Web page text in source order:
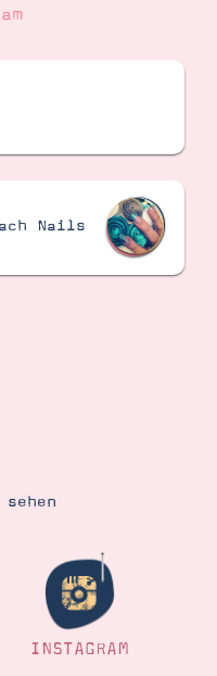
Nails
INSTAGRAM